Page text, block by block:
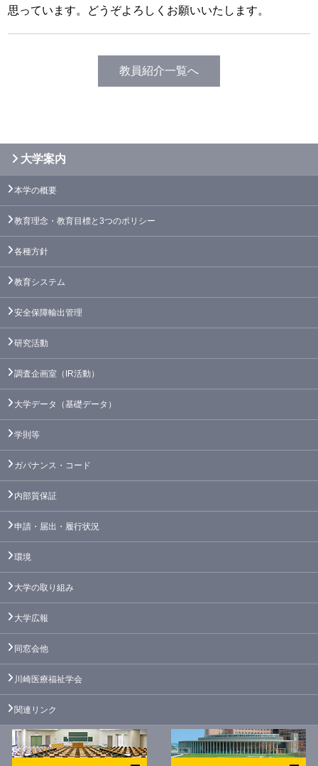
思っています。どうぞよろしくお願いいたします。
教員紹介一覧へ
大学案内
本学の概要
教育理念・教育目標と3つのポリシー
各種方針
教育システム
安全保障輸出管理
研究活動
調査企画室（IR活動）
大学データ（基礎データ）
学則等
ガバナンス・コード
内部質保証
申請・届出・履行状況
環境
大学の取り組み
大学広報
同窓会他
川崎医療福祉学会
関連リンク